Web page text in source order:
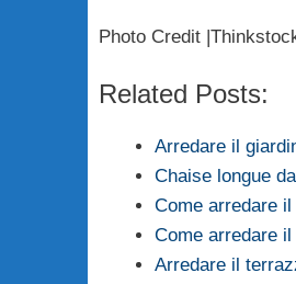
Photo Credit
Related Posts:
Arredare il
Chaise longue
Come arredare
Come arredare
Arredare il